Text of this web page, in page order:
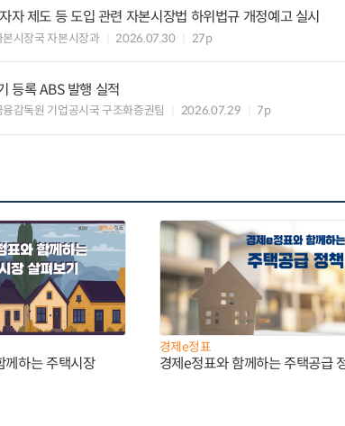
자 제도 등 도입 관련 자본시장법 하위법규 개정예고 실시
시장국 자본시장과 2026.07.30 27p
등록 ABS 발행 실적
감독원 기업공시국 구조화증권팀 2026.07.29 7p
께하는 주택시장
경제e정표
경제e정표와 함께하는 주택공급